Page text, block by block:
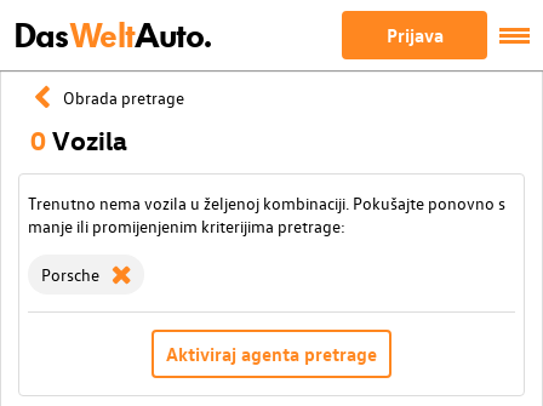
DasWeltAuto. Prijava
Obrada pretrage
0Vozila
Trenutno nema vozila u željenoj kombinaciji. Pokušajte ponovno s
manje ili promijenjenim kriterijima pretrage:
Porsche
Aktiviraj agenta pretrage